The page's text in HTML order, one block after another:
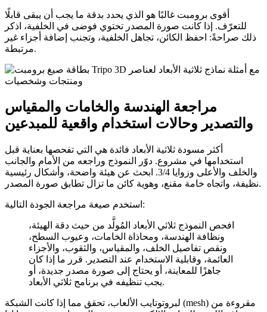
أقوى برومبت غالبًا هو الذي يحدد بدقة ما يجب أن يبقى قابلًا
للتعرّف. إذا كانت صورة المصدر تحتوي فوضى في الخلفية، اذكر
ذلك صراحةً: احفظ الكائن، تجاهل الخلفية، وتجنب إضافة أجزاء غير
مرتبطة.
مراجعة الهندسة والخامات والمقياس
والتصدير وحالات استخدام واقعية للمبدعين
أكثر مسودة ثلاثية الأبعاد فائدة هي التي تفحصها بعناية قبل
استخدامها في مشروع. دوّر النموذج وراجعه من الأمام والجانب
والخلف والأعلى وزوايا 3/4. ابحث عن هيئة واضحة، وأشكال رئيسية
نظيفة، واتجاه خامة مقنع، وهوية كائن ما تزال تطابق صورة المصدر.
استخدم صيغة مراجعة الجودة التالية:
افحص النموذج ثلاثي الأبعاد المُولَّد من حيث دقة الهيئة،
ونظافة الهندسة، ومحاذاة الخامات، وعيوب السطح،
ونقص تفاصيل الخلف، والمقياس، والثقوب، والأجزاء
العائمة، وقابلية الاستخدام عند التصدير. قرر ما إذا كان
جاهزًا للمعاينة، أو يحتاج إلى صورة مصدر جديدة، أو
يجب تنظيفه في برنامج ثلاثي الأبعاد.
لبروتوتايب الألعاب، تحقق مما إذا كانت الشبكة (mesh) مقروءة من